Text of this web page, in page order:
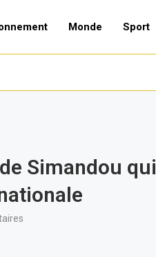
Monde Sport
Simandou qui